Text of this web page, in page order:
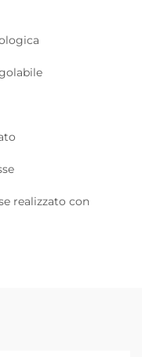
realizzato con